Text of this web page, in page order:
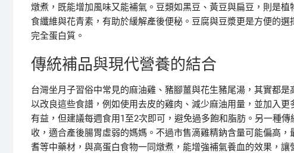
燉煮，既能增加風味又能補氣。豆類如黑豆、黃豆與扁豆，則是
食纖維與花青素，有助於緩解產後便秘。豆腐與豆漿更是方便的
完全蛋白質。
傳統補品與現代營養的結合
台灣坐月子習俗中常見的麻油雞、豬腳薑與花生豬尾湯，其實都
以改良這些食譜，例如使用去皮的雞肉、減少麻油用量，並加入
有益，但建議每週食用1至2次即可，避免過多飽和脂肪。另一種
收，適合產後腸胃虛弱的媽媽。不過市售滴雞精鈉含量可能偏高
耆等中藥材，與高蛋白食物一同燉煮，能增強補氣養血的效果，讓